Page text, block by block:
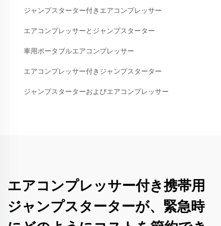
ジャンプスターター付きエアコンプレッサー
エアコンプレッサーとジャンプスターター
車用ポータブルエアコンプレッサー
エアコンプレッサー付きジャンプスターター
ジャンプスターターおよびエアコンプレッサー
エアコンプレッサー付き携帯用
ジャンプスターターが、緊急時